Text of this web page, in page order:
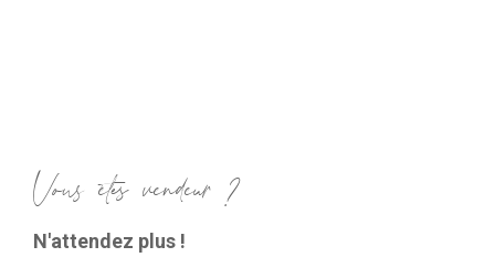
Vous êtes vendeur ?
N'attendez plus !